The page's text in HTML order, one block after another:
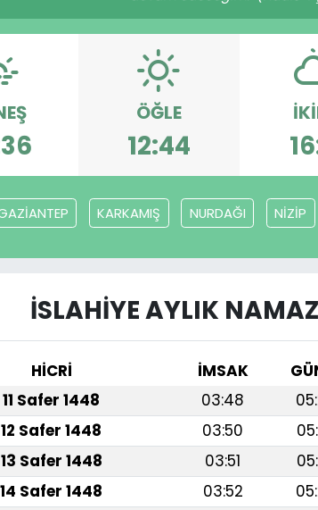
ÖĞLE
12:44
KARKAMIŞ NURDAĞI NİZİP
İSLAHİYE AYLIK
HİCRİ İMSAK
11 Safer 1448 03:48
12 Safer 1448 03:50
13 Safer 1448 03:51
14 Safer 1448 03:52